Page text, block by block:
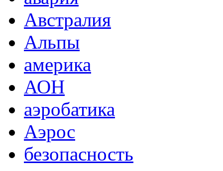
Австралия
Альпы
америка
АОН
аэробатика
Аэрос
безопасность